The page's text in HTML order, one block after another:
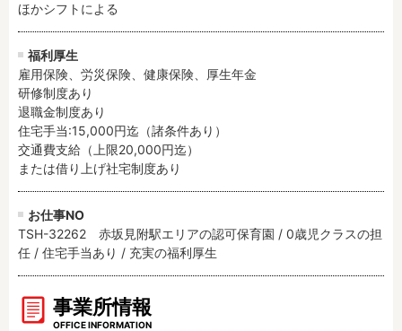
ほかシフトによる
福利厚生
雇用保険、労災保険、健康保険、厚生年金
研修制度あり
退職金制度あり
住宅手当:15,000円迄（諸条件あり）
交通費支給（上限20,000円迄）
または借り上げ社宅制度あり
お仕事NO
TSH-32262 赤坂見附駅エリアの認可保育園 / 0歳児クラスの担
任 / 住宅手当あり / 充実の福利厚生
事業所情報
OFFICE INFORMATION